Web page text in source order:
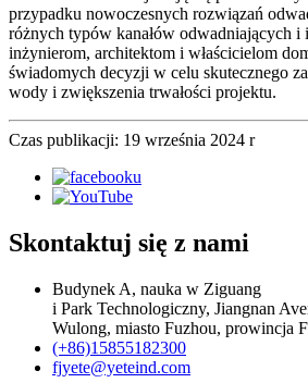
przypadku nowoczesnych rozwiązań
różnych typów kanałów odwadniających i
inżynierom, architektom i właścicielom
świadomych decyzji w celu skutecznego
wody i zwiększenia trwałości projektu.
Czas publikacji: 19 września 2024 r
Skontaktuj się z nami
Budynek A, nauka w Ziguang
i Park Technologiczny, Jiangnan
Wulong, miasto Fuzhou, prowincja
(+86)15855182300
fjyete@yeteind.com